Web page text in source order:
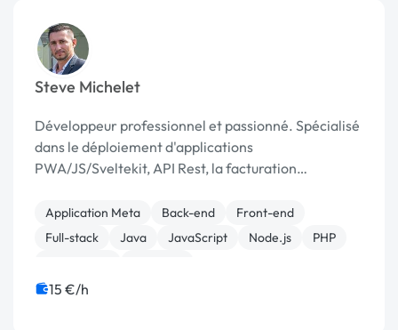
Steve Michelet
Développeur professionnel et passionné. Spécialisé
dans le déploiement d'applications
PWA/JS/Sveltekit, API Rest, la facturation
reconnaissances OCR/IA.
Application Meta Back-end
Front-end
Full-stack
Java JavaScript Node.js
PHP
15 €/h